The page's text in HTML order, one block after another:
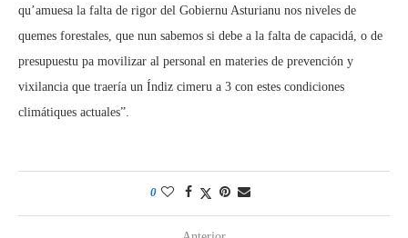
qu’amuesa la falta de rigor del Gobiernu Asturianu nos niveles de
quemes forestales, que nun sabemos si debe a la falta de capacidá, o de
presupuestu pa movilizar al personal en materies de prevención y
vixilancia que traería un Índiz cimeru a 3 con estes condiciones
climátiques actuales”.
0